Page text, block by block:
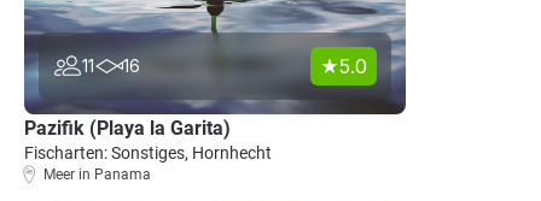
11 16 5.0
Pazifik (Playa la Garita)
Fischarten: Sonstiges, Hornhecht
Meer in Panama